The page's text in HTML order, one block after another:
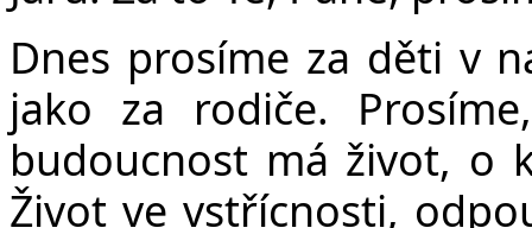
Dnes prosíme za děti v
jako za rodiče.
budoucnost má život, o
Život ve vstřícnosti,